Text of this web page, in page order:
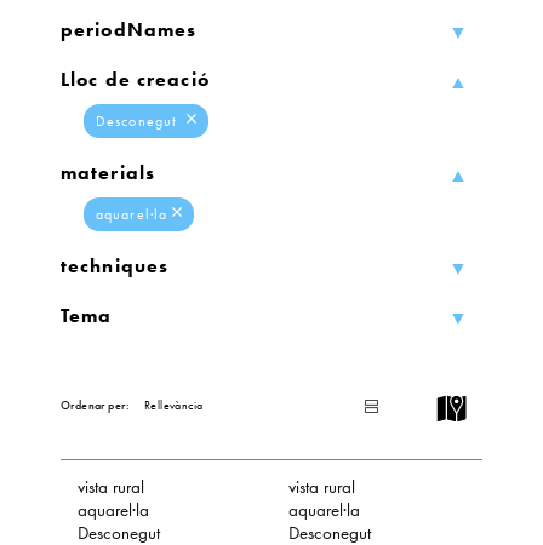
periodNames
Lloc de creació
Desconegut
materials
aquarel·la
techniques
Tema
Ordenar per:
vista rural
aquarel·la
Desconegut
vista rural
aquarel·la
Desconegut